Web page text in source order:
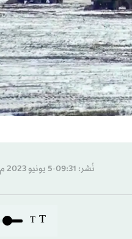
نُشر: 09:31-5 يونيو 2023 م ـ 17 ذو القِعدة 1444 هـ
T
T